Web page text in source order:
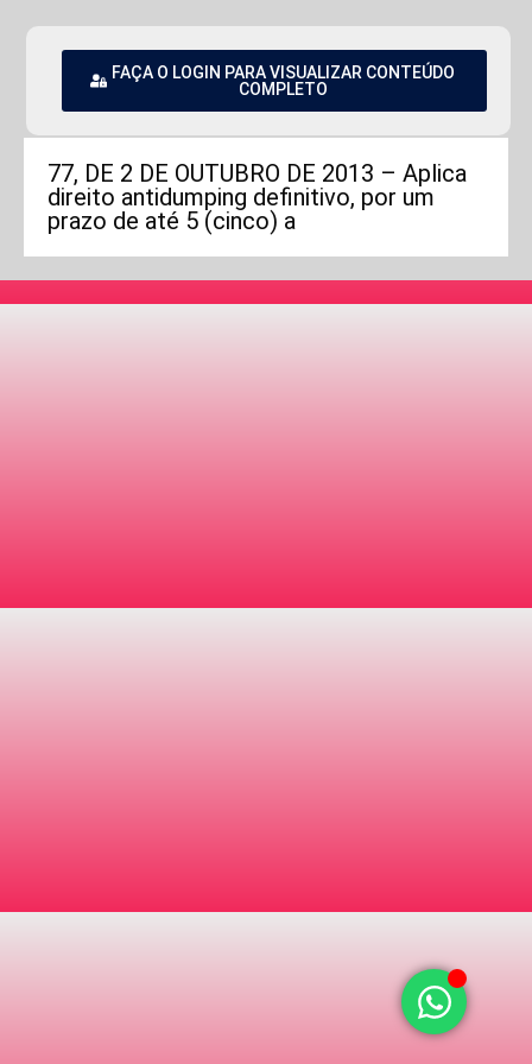
FAÇA O LOGIN PARA VISUALIZAR CONTEÚDO
COMPLETO
77, DE 2 DE OUTUBRO DE 2013 – Aplica
direito antidumping definitivo, por um
prazo de até 5 (cinco) a